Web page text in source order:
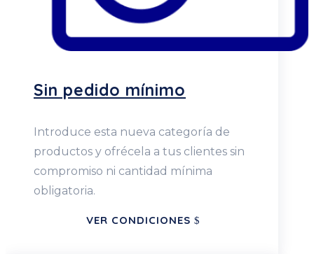
Sin pedido mínimo
Introduce esta nueva categoría de
productos y ofrécela a tus clientes sin
compromiso ni cantidad mínima
obligatoria.
VER CONDICIONES